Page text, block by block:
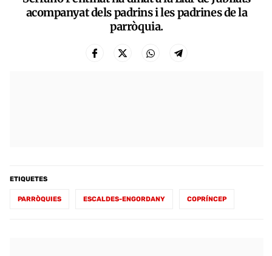
acompanyat dels padrins i les padrines de la
parròquia.
ETIQUETES
PARRÒQUIES ESCALDES-ENGORDANY COPRÍNCEP